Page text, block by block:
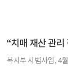
“치매 재산 관
복지부 시범사업, 4